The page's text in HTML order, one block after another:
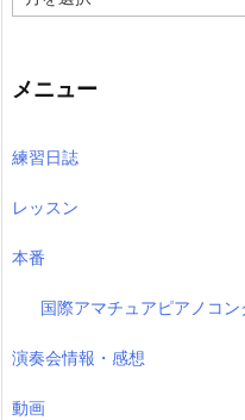
去
事
メニュー
練習日誌
レッスン
本番
国際アマチュアピアノコ
演奏会情報・感想
動画